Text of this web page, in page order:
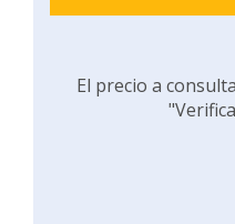
El precio a